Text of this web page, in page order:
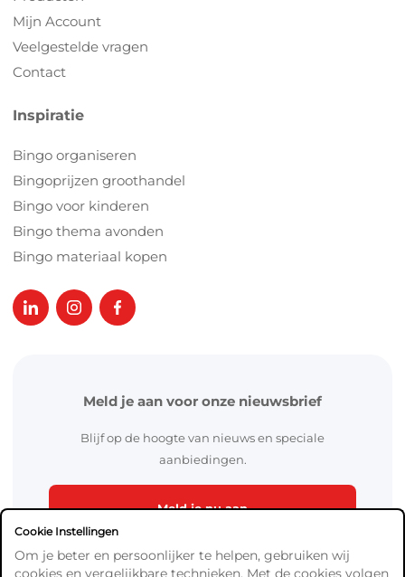
Mijn Account
Veelgestelde vragen
Contact
Inspiratie
Bingo organiseren
Bingoprijzen groothandel
Bingo voor kinderen
Bingo thema avonden
Bingo materiaal kopen
Meld je aan voor onze nieuwsbrief
Blijf op de hoogte van nieuws en speciale
aanbiedingen.
Meld je nu aan
Cookie Instellingen
Om je beter en persoonlijker te helpen, gebruiken wij
cookies en vergelijkbare technieken. Met de cookies volgen